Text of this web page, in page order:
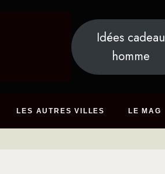
Idées cadeau
homme
LES AUTRES VILLES LE MAG